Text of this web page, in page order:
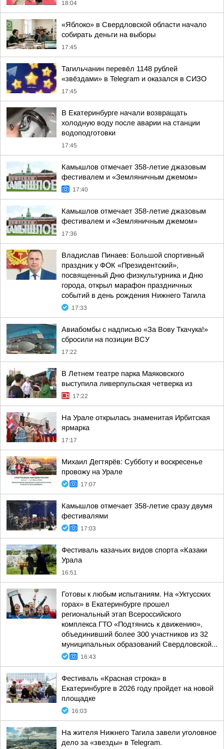
18:04
«Яблоко» в Свердловской области начало
собирать деньги на выборы
17:45
Тагильчанин перевёл 1148 рублей
«звёздами» в Telegram и оказался в СИЗО
17:45
В Екатеринбурге начали возвращать
холодную воду после аварии на станции
водоподготовки
17:45
Камышлов отмечает 358-летие джазовым
фестивалем и «Земляничным джемом»
17:40
Камышлов отмечает 358-летие джазовым
фестивалем и «Земляничным джемом»
17:36
Владислав Пинаев: Большой спортивный
праздник у ФОК «Президентский»,
посвященный Дню физкультурника и Дню
города, открыл марафон праздничных
событий в день рождения Нижнего Тагила
17:33
Авиабомбы с надписью «За Вову Ткачука!»
сбросили на позиции ВСУ
17:22
В Летнем театре парка Маяковского
выступила ливерпульская четверка из
17:22
На Урале открылась знаменитая Ирбитская
ярмарка
17:17
Михаил Дегтярёв: Субботу и воскресенье
провожу на Урале
17:07
Камышлов отмечает 358-летие сразу двумя
фестивалями
17:03
Фестиваль казачьих видов спорта «Казаки
Урала
16:51
Готовы к любым испытаниям. На «Уктусских
горах» в Екатеринбурге прошел
региональный этап Всероссийского
комплекса ГТО «Подтянись к движению»,
объединивший более 300 участников из 32
муниципальных образований Свердловской...
16:43
Фестиваль «Красная строка» в
Екатеринбурге в 2026 году пройдет на новой
площадке
16:03
На жителя Нижнего Тагила завели уголовное
дело за «звезды» в Telegram.